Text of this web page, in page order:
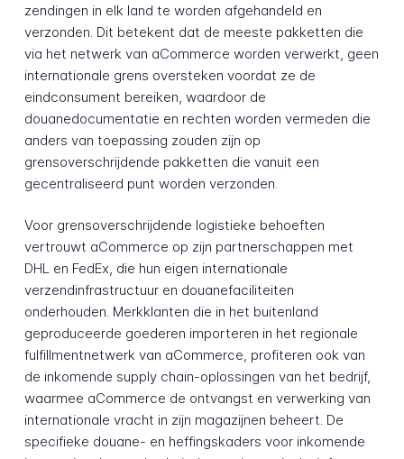
zendingen in elk land te worden afgehandeld en
verzonden. Dit betekent dat de meeste pakketten die
via het netwerk van aCommerce worden verwerkt, geen
internationale grens oversteken voordat ze de
eindconsument bereiken, waardoor de
douanedocumentatie en rechten worden vermeden die
anders van toepassing zouden zijn op
grensoverschrijdende pakketten die vanuit een
gecentraliseerd punt worden verzonden.
Voor grensoverschrijdende logistieke behoeften
vertrouwt aCommerce op zijn partnerschappen met
DHL en FedEx, die hun eigen internationale
verzendinfrastructuur en douanefaciliteiten
onderhouden. Merkklanten die in het buitenland
geproduceerde goederen importeren in het regionale
fulfillmentnetwerk van aCommerce, profiteren ook van
de inkomende supply chain-oplossingen van het bedrijf,
waarmee aCommerce de ontvangst en verwerking van
internationale vracht in zijn magazijnen beheert. De
specifieke douane- en heffingskaders voor inkomende